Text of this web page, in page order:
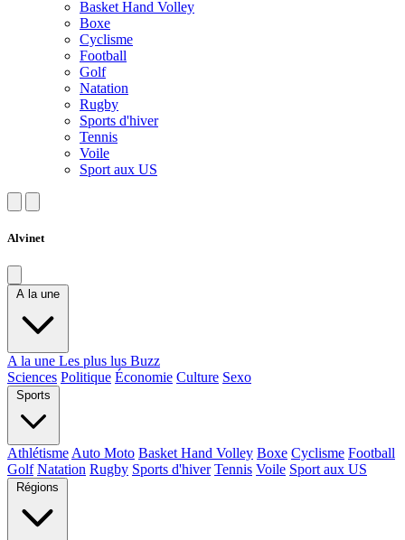
Basket Hand Volley
Boxe
Cyclisme
Football
Golf
Natation
Rugby
Sports d'hiver
Tennis
Voile
Sport aux US
Alvinet
A la une
A la une Les plus lus Buzz
Sciences Politique Économie Culture Sexo
Sports
Athlétisme Auto Moto Basket Hand Volley Boxe Cyclisme Football
Golf Natation Rugby Sports d'hiver Tennis Voile Sport aux US
Régions